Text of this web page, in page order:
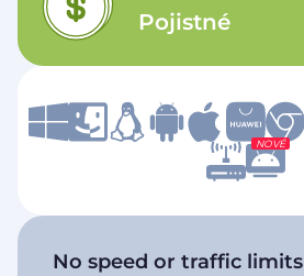
Pojistné
NOVÉ
No speed or traffic limits